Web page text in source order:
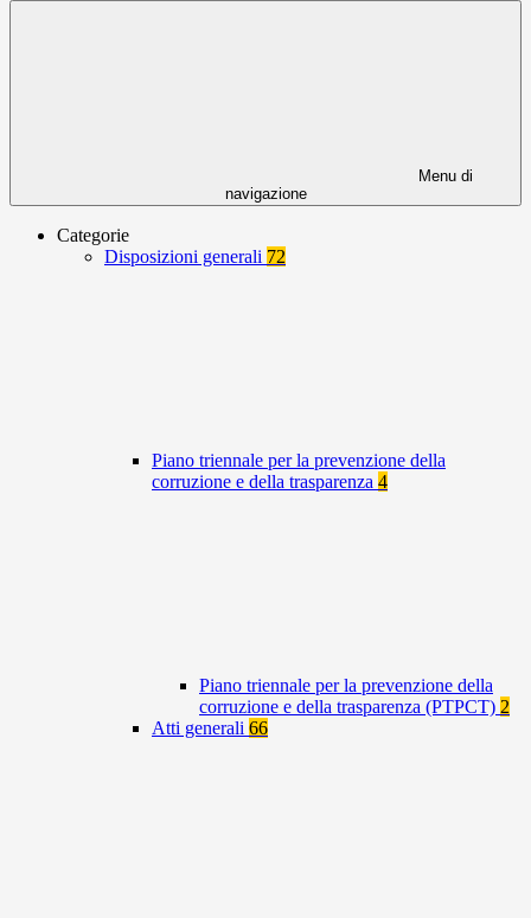
Menu di
navigazione
Categorie
Disposizioni generali 72
Piano triennale per la prevenzione della
corruzione e della trasparenza 4
Piano triennale per la prevenzione della
corruzione e della trasparenza (PTPCT) 2
Atti generali 66